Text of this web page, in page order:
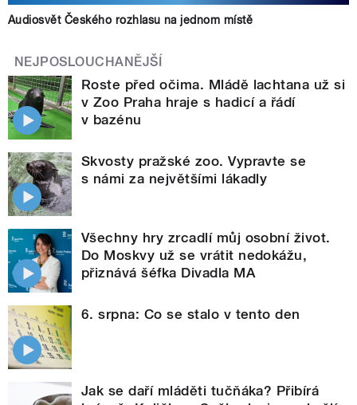
Audiosvět Českého rozhlasu na jednom místě
NEJPOSLOUCHANĚJŠÍ
Roste před očima. Mládě lachtana už si
v Zoo Praha hraje s hadicí a řádí
v bazénu
Skvosty pražské zoo. Vypravte se
s námi za největšími lákadly
Všechny hry zrcadlí můj osobní život.
Do Moskvy už se vrátit nedokážu,
přiznává šéfka Divadla MA
6. srpna: Co se stalo v tento den
Jak se daří mláděti tučňáka? Přibírá